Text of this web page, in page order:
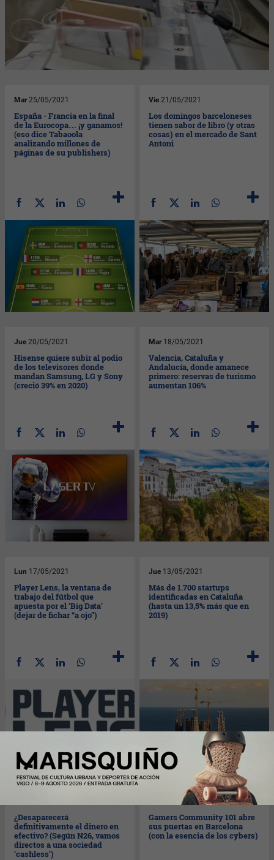
Mar 25/05/2021
España - Francia en la final
de la Eurocopa… ¡y ganamos!
(eso dice Tabaoola
analizando millones de
páginas de su publishers)
Vie 21/05/2021
Los domingos barceloneses
tienen sabor de libro (y otras
cosas) en el mercado de Sant
Antoni
Jue 20/05/2021
Hisense quiere subir al podio
de los televisores donde
mandan Samsung, LG y Sony
(creció 39% en 2020)
Mar 18/05/2021
Valencia, Cataluña y
Andalucía, donde amanece
primero: reservas de turismo
aumentan 106%
Lun 17/05/2021
Player Lens, la ventana de
trabajo del fútbol que
apuesta por el ‘Big Data’
(dejar de fichar “a ojo”)
Jue 13/05/2021
Más de 1.700 startups
identificadas en Cataluña
(hasta un 13,5% más que en
2019)
¿Desaparecerá
definitivamente el dinero en
efectivo? (Según N26, vamos
directos a una sociedad
‘cashless’)
11/05/2021
Gamers Community 101 abre
sus puertas en Barcelona
(con la esencia de los cybers)